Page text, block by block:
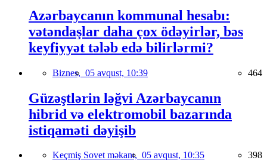
Azərbaycanın kommunal hesabı:
vətəndaşlar daha çox ödəyirlər, bəs
keyfiyyət tələb edə bilirlərmi?
Biznes, 05 avqust, 10:39 464
Güzəştlərin ləğvi Azərbaycanın
hibrid və elektromobil bazarında
istiqaməti dəyişib
Keçmiş Sovet məkanı, 05 avqust, 10:35 398